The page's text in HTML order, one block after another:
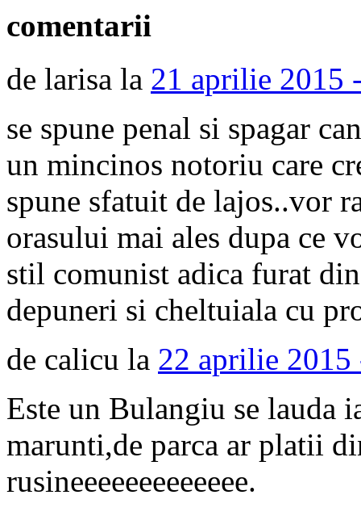
comentarii
de larisa la 21 aprilie 2015
se spune penal si spagar
un mincinos notoriu care
spune sfatuit de lajos..vor
orasului mai ales dupa ce
stil comunist adica furat
depuneri si cheltuiala cu
de calicu la 22 aprilie 2015
Este un Bulangiu se lauda
marunti,de parca ar platii
rusineeeeeeeeeeeee.